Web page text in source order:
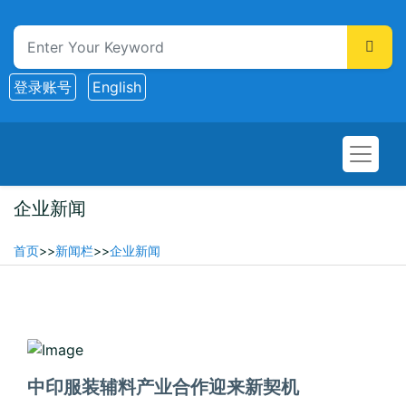
登录账号 English
企业新闻
首页>>新闻栏>>企业新闻
2025-04-15
中印服装辅料产业合作迎来新契机